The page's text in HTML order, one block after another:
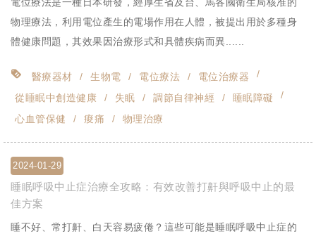
物理療法，利用電位產生的電場作用在人體，被提出用於多種身
體健康問題，其效果因治療形式和具體疾病而異......
醫療器材 生物電 電位療法
電位治療器
從睡眠中創造健康
失眠 調節自律神經
睡眠障礙
心血管保健
痠痛 物理治療
2024-01-29
睡眠呼吸中止症治療全攻略：有效改善打鼾與呼吸中止的最
佳方案
睡不好、常打鼾、白天容易疲倦？這些可能是睡眠呼吸中止症的